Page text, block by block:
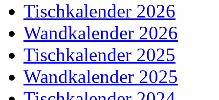
Tischkalender 2026
Wandkalender 2026
Tischkalender 2025
Wandkalender 2025